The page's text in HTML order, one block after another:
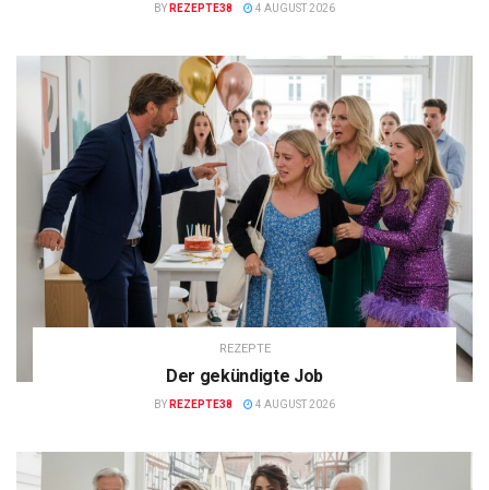
BY REZEPTE38 4 AUGUST 2026
REZEPTE
Der gekündigte Job
BY REZEPTE38 4 AUGUST 2026